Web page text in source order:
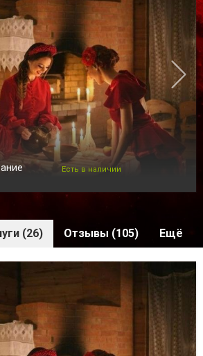
Есть в наличии
(26) Отзывы (105) Ещё